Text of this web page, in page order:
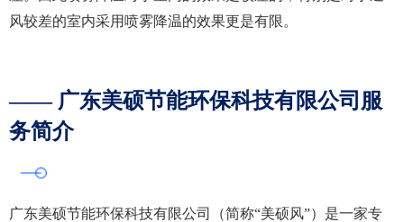
风较差的室内采用喷雾降温的效果更是有限。
—— 广东美硕节能环保科技有限公司服
务简介
广东美硕节能环保科技有限公司（简称“美硕风”）是一家专